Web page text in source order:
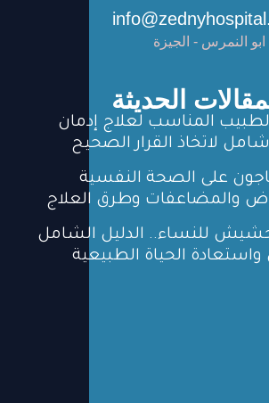
ابو النمرس - الجيزة
الحديثة
المناسب لعلاج إدمان
لاتخاذ القرار الصحيح
على الصحة النفسية
والمضاعفات وطرق العلاج
للنساء.. الدليل الشامل
واستعادة الحياة الطبيعية